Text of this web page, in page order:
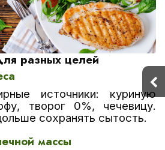
разных целей
источники: куриную
творог 0%, чечевицу.
сохранять сытость.
массы